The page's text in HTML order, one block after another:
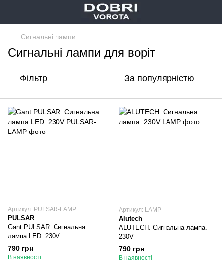
Сигнальні лампи
Сигнальні лампи для воріт
Фільтр За популярністю
Артикул: PULSAR-LAMP
PULSAR
Gant PULSAR. Сигнальна
лампа LED. 230V
790 грн
В наявності
Артикул: LAMP
Alutech
ALUTECH. Сигнальна лампа.
230V
790 грн
В наявності